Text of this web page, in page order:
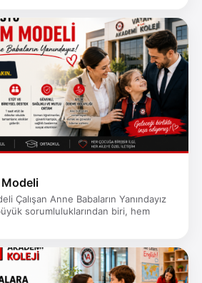
Çalışan Anne Babaların Yanındayız
sorumluluklarından biri, hem